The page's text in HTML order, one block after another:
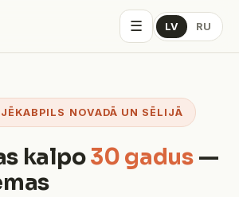
☰ LV RU
NOVADĀ UN SĒLIJĀ
kalpo30 gadus—